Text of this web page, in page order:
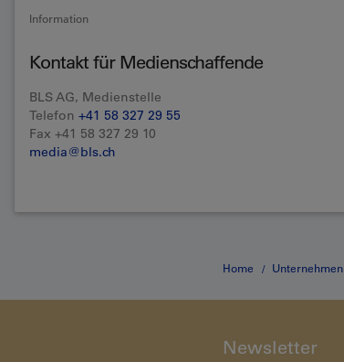
Information
Kontakt für Medienschaffende
BLS AG, Medienstelle
Telefon +41 58 327 29 55
Fax +41 58 327 29 10
media@bls.ch
Home Unternehmen
Newsletter